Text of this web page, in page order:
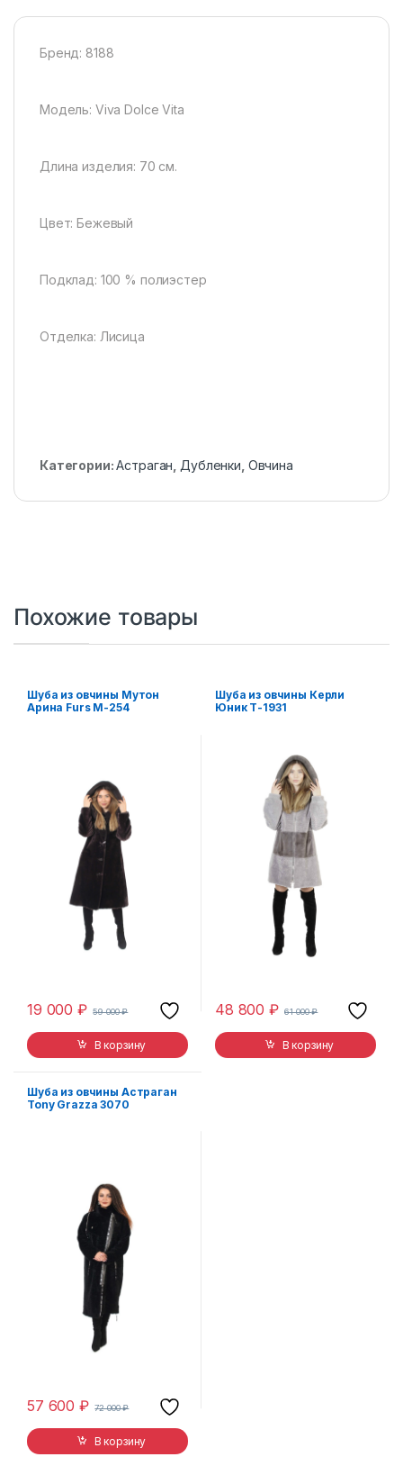
Бренд: 8188
Модель: Viva Dolce Vita
Длина изделия: 70 см.
Цвет: Бежевый
Подклад: 100 % полиэстер
Отделка: Лисица
Категории:Астраган Дубленки Овчина
Похожие товары
Шуба из овчины Мутон
Арина Furs М-254
19 000₽ 59 000₽
В корзину
Шуба из овчины Керли
Юник Т-1931
48 800₽ 61 000₽
В корзину
Шуба из овчины Астраган
Tony Grazza 3070
57 600₽ 72 000₽
В корзину